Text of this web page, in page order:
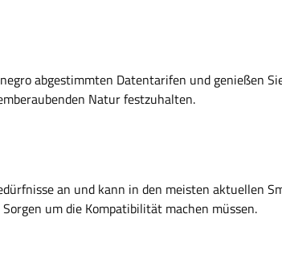
abgestimmten Datentarifen und genießen
Natur festzuhalten.
an und kann in den meisten aktuellen
um die Kompatibilität machen müssen.